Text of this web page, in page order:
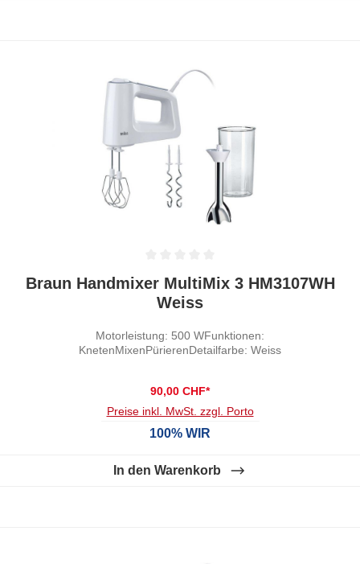
Durchschnittliche Bewertung von 0 von 5 Sternen
Braun Handmixer MultiMix 3 HM3107WH
Weiss
Motorleistung: 500 WFunktionen:
KnetenMixenPürierenDetailfarbe: Weiss
90,00 CHF*
Preise inkl. MwSt. zzgl. Porto
100% WIR
In den Warenkorb